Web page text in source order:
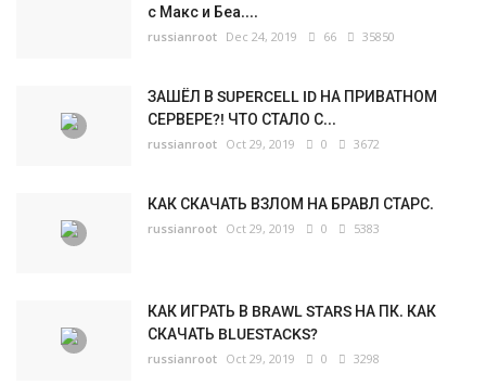
с Макс и Беа....
russianroot Dec 24, 2019 66 35850
ЗАШЁЛ В SUPERCELL ID НА ПРИВАТНОМ
СЕРВЕРЕ?! ЧТО СТАЛО С...
russianroot Oct 29, 2019 0 3672
КАК СКАЧАТЬ ВЗЛОМ НА БРАВЛ СТАРС.
russianroot Oct 29, 2019 0 5383
КАК ИГРАТЬ В BRAWL STARS НА ПК. КАК
СКАЧАТЬ BLUESTACKS?
russianroot Oct 29, 2019 0 3298